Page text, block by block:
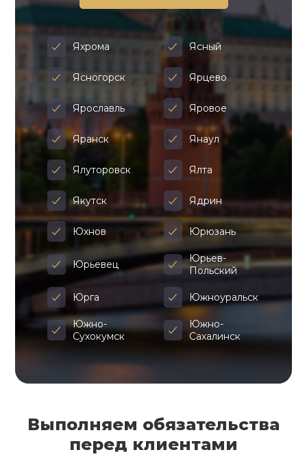
Яхрома Ясный
Ясногорск Ярцево
Ярославль Яровое
Яранск Янаул
Ялуторовск Ялта
Якутск Ядрин
Юхнов Юрюзань
Юрьевец
Юрьев-
Польский
Юрга Южноуральск
Южно-
Сухокумск
Южно-
Сахалинск
Выполняем обязательства
перед клиентами